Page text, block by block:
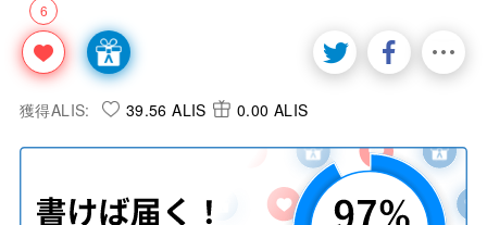
6
獲得ALIS: 39.56 ALIS 0.00 ALIS